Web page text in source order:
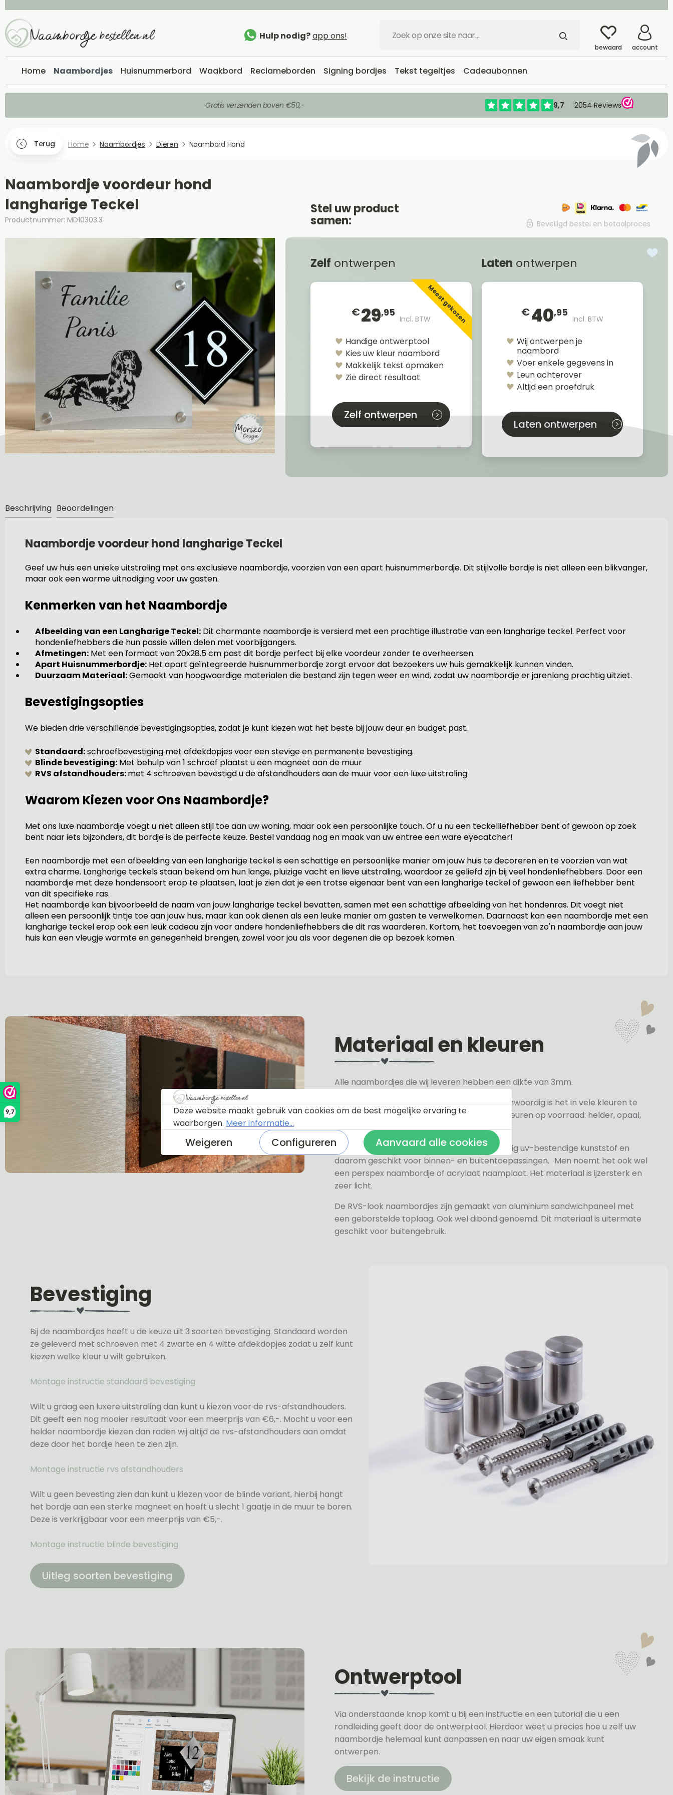
9,7
Hulp nodig?app ons!
bewaard account
Home Naambordjes Huisnummerbord Waakbord Reclameborden Signing bordjes Tekst tegeltjes Cadeaubonnen
Gratis verzenden boven €50,-
Terug Home Naambordjes Dieren Naambord Hond
Naambordje voordeur hond
langharige Teckel
Productnummer: MD10303.3
Stel uw product
samen: Beveiligd bestel en betaalproces
Zelf ontwerpen
€29,95
Incl. BTWMeest gekozen
Handige ontwerptool
Kies uw kleur naambord
Makkelijk tekst opmaken
Zie direct resultaat
Zelf ontwerpen
Laten ontwerpen
€40,95
Incl. BTW
Wij ontwerpen je
naambord
Voer enkele gegevens in
Leun achterover
Altijd een proefdruk
Laten ontwerpen
Beschrijving Beoordelingen
Naambordje voordeur hond langharige Teckel
Geef uw huis een unieke uitstraling met ons exclusieve naambordje, voorzien van een apart huisnummerbordje. Dit stijlvolle bordje is niet alleen een blikvanger,
maar ook een warme uitnodiging voor uw gasten.
Kenmerken van het Naambordje
Afbeelding van een Langharige Teckel: Dit charmante naambordje is versierd met een prachtige illustratie van een langharige teckel. Perfect voor
hondenliefhebbers die hun passie willen delen met voorbijgangers.
Afmetingen: Met een formaat van 20x28.5 cm past dit bordje perfect bij elke voordeur zonder te overheersen.
Apart Huisnummerbordje: Het apart geïntegreerde huisnummerbordje zorgt ervoor dat bezoekers uw huis gemakkelijk kunnen vinden.
Duurzaam Materiaal:Gemaakt van hoogwaardige materialen die bestand zijn tegen weer en wind, zodat uw naambordje er jarenlang prachtig uitziet.
Bevestigingsopties
We bieden drie verschillende bevestigingsopties, zodat je kunt kiezen wat het beste bij jouw deur en budget past.
Standaard:schroefbevestiging met afdekdopjes voor een stevige en permanente bevestiging.
Blinde bevestiging: Met behulp van 1 schroef plaatst u een magneet aan de muur
RVS afstandhouders:met 4 schroeven bevestigd u de afstandhouders aan de muur voor een luxe uitstraling
Waarom Kiezen voor Ons Naambordje?
Met ons luxe naambordje voegt u niet alleen stijl toe aan uw woning, maar ook een persoonlijke touch. Of u nu een teckelliefhebber bent of gewoon op zoek
bent naar iets bijzonders, dit bordje is de perfecte keuze. Bestel vandaag nog en maak van uw entree een ware eyecatcher!
Een naambordje met een afbeelding van een langharige teckel is een schattige en persoonlijke manier om jouw huis te decoreren en te voorzien van wat
extra charme. Langharige teckels staan bekend om hun lange, pluizige vacht en lieve uitstraling, waardoor ze geliefd zijn bij veel hondenliefhebbers. Door een
naambordje met deze hondensoort erop te plaatsen, laat je zien dat je een trotse eigenaar bent van een langharige teckel of gewoon een liefhebber bent
van dit specifieke ras.
Het naambordje kan bijvoorbeeld de naam van jouw langharige teckel bevatten, samen met een schattige afbeelding van het hondenras. Dit voegt niet
alleen een persoonlijk tintje toe aan jouw huis, maar kan ook dienen als een leuke manier om gasten te verwelkomen. Daarnaast kan een naambordje met een
langharige teckel erop ook een leuk cadeau zijn voor andere hondenliefhebbers die dit ras waarderen. Kortom, het toevoegen van zo'n naambordje aan jouw
huis kan een vleugje warmte en genegenheid brengen, zowel voor jou als voor degenen die op bezoek komen.
Materiaal en kleuren
Alle naambordjes die wij leveren hebben een dikte van 3mm.
Het plexiglas is van nature helder maar tegenwoordig is het in vele kleuren te
verkrijgen, hiervan hebben wij de volgende kleuren op voorraad: helder, opaal,
wit, grijs, zwart en mat zwart.
Het naambordje is een laser gesneden volledig uv-bestendige kunststof en
daarom geschikt voor binnen- en buitentoepassingen. Men noemt het ook wel
een perspex naambordje of acrylaat naamplaat. Het materiaal is ijzersterk en
zeer licht.
De RVS-look naambordjes zijn gemaakt van aluminium sandwichpaneel met
een geborstelde toplaag. Ook wel dibond genoemd. Dit materiaal is uitermate
geschikt voor buitengebruik.
Bevestiging
Bij de naambordjes heeft u de keuze uit 3 soorten bevestiging. Standaard worden
ze geleverd met schroeven met 4 zwarte en 4 witte afdekdopjes zodat u zelf kunt
kiezen welke kleur u wilt gebruiken.
Montage instructie standaard bevestiging
Wilt u graag een luxere uitstraling dan kunt u kiezen voor de rvs-afstandhouders.
Dit geeft een nog mooier resultaat voor een meerprijs van €6,-. Mocht u voor een
helder naambordje kiezen dan raden wij altijd de rvs-afstandhouders aan omdat
deze door het bordje heen te zien zijn.
Montage instructie rvs afstandhouders
Wilt u geen bevesting zien dan kunt u kiezen voor de blinde variant, hierbij hangt
het bordje aan een sterke magneet en hoeft u slecht 1 gaatje in de muur te boren.
Deze is verkrijgbaar voor een meerprijs van €5,-.
Montage instructie blinde bevestiging
Uitleg soorten bevestiging
Ontwerptool
Via onderstaande knop komt u bij een instructie en een tutorial die u een
rondleiding geeft door de ontwerptool. Hierdoor weet u precies hoe u zelf uw
naambordje helemaal kunt aanpassen en naar uw eigen smaak kunt
ontwerpen.
Bekijk de instructie
Deze website maakt gebruik van cookies om de best mogelijke ervaring te
waarborgen. Meer informatie...
Weigeren Configureren Aanvaard alle cookies